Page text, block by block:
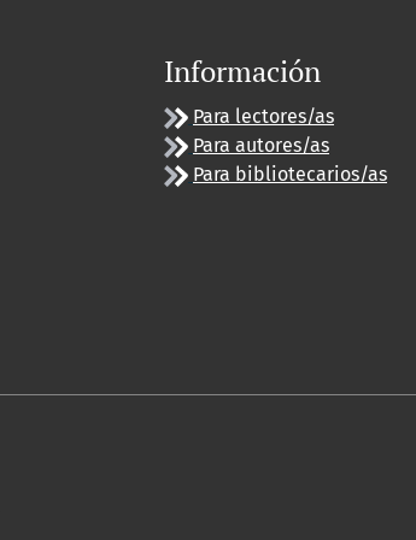
Información
Para lectores/as
Para autores/as
Para bibliotecarios/as